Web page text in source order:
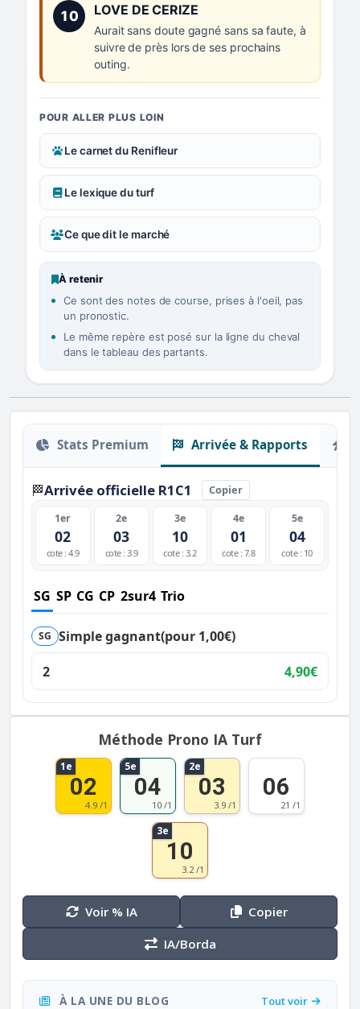
10 Numéro 10 :
LOVE DE CERIZE
Aurait sans doute gagné sans sa faute, à
suivre de près lors de ses prochains
outing.
POUR ALLER PLUS LOIN
Le carnet du Renifleur
Le lexique du turf
Ce que dit le marché
À retenir
Ce sont des notes de course, prises à l'oeil, pas
un pronostic.
Le même repère est posé sur la ligne du cheval
dans le tableau des partants.
Stats Premium Arrivée & Rapports
🏁Arrivée officielle R1C1 Copier
1er
02
cote : 4.9
2e
03
cote : 3.9
3e
10
cote : 3.2
4e
01
cote : 7.8
5e
04
cote : 10
SG SP CG CP 2sur4 Trio
SG Simple gagnant(pour 1,00€)
2
4,90€
Méthode Prono IA Turf
1e
02
4.9 /1
5e
04
10 /1
2e
03
3.9 /1
06
21 /1
3e
10
3.2 /1
Voir % IA
Copier
IA/Borda
À LA UNE DU BLOG Tout voir